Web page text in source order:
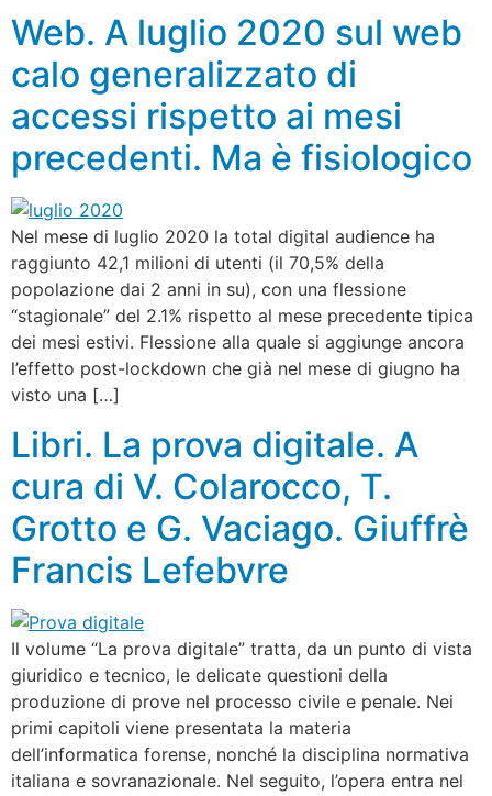
Web. A luglio 2020 sul web
calo generalizzato di
accessi rispetto ai mesi
precedenti. Ma è fisiologico
Nel mese di luglio 2020 la total digital audience ha
raggiunto 42,1 milioni di utenti (il 70,5% della
popolazione dai 2 anni in su), con una flessione
“stagionale” del 2.1% rispetto al mese precedente tipica
dei mesi estivi. Flessione alla quale si aggiunge ancora
l’effetto post-lockdown che già nel mese di giugno ha
visto una […]
Libri. La prova digitale. A
cura di V. Colarocco, T.
Grotto e G. Vaciago. Giuffrè
Francis Lefebvre
Il volume “La prova digitale” tratta, da un punto di vista
giuridico e tecnico, le delicate questioni della
produzione di prove nel processo civile e penale. Nei
primi capitoli viene presentata la materia
dell’informatica forense, nonché la disciplina normativa
italiana e sovranazionale. Nel seguito, l’opera entra nel